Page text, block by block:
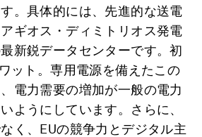
。具体的には、先進的な送電
ギオス・ディミトリオス発電
新鋭データセンターです。初
ット。専用電源を備えたこの
電力需要の増加が一般の電力
ようにしています。さらに、
く、EUの競争力とデジタル主